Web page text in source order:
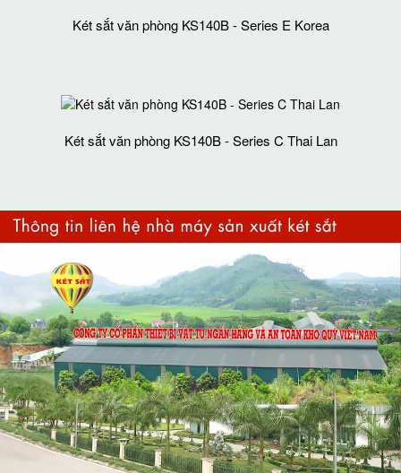
Két sắt văn phòng KS140B - Series E Korea
Két sắt văn phòng KS140B - Series C Thai Lan